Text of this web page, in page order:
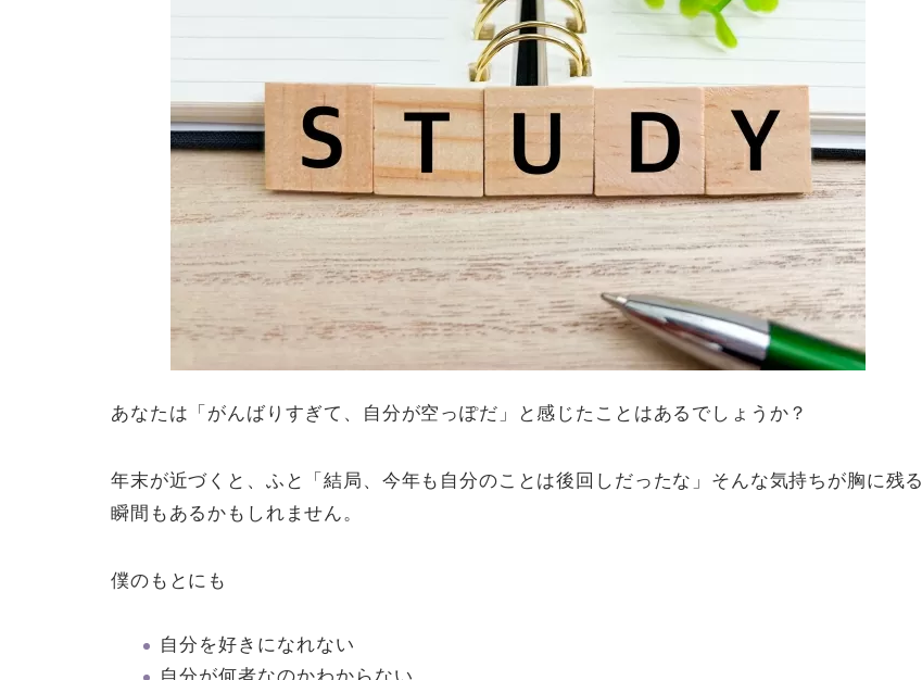
あなたは「がんばりすぎて、自分が空っぽだ」と感じたことはあるでしょうか？
年末が近づくと、ふと「結局、今年も自分のことは後回しだったな」そんな気持ちが胸に残る
瞬間もあるかもしれません。
僕のもとにも
自分を好きになれない